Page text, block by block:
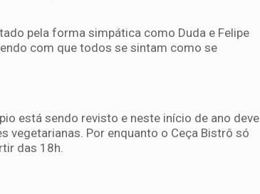
pela forma simpática como Duda e Felipe
com que todos se sintam como se
está sendo revisto e neste início de ano deve
vegetarianas. Por enquanto o Ceça Bistrô só
das 18h.